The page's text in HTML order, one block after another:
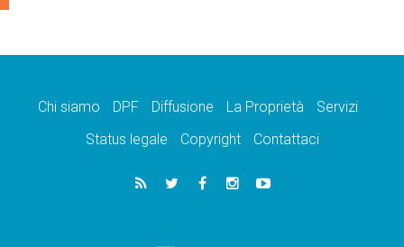
Chi siamo DPF Diffusione La Proprietà
Servizi
Status legale
Copyright Contattaci